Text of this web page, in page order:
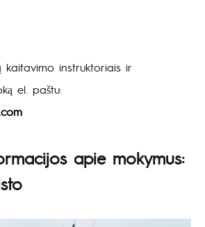
kaitavimo instruktoriais ir
el. paštu:
apie mokymus: